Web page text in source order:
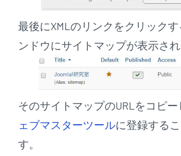
最後にXMLのリンクをクリック
ンドウにサイトマップが表示され
そのサイトマップのURLをコピー
ェブマスターツールに登録する
す。